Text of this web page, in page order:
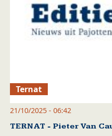
Ternat
21/10/2025 - 06:42
TERNAT - Pieter Van